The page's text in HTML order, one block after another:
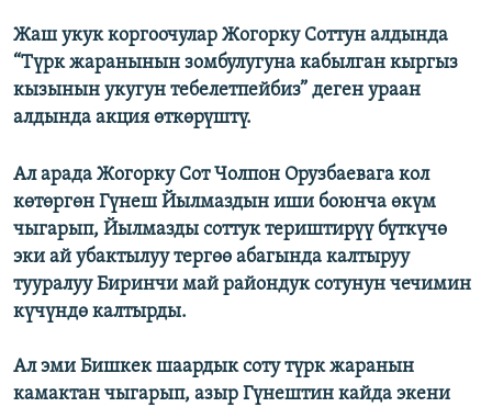
Жаш укук коргоочулар Жогорку Соттун алдында
“Түрк жаранынын зомбулугуна кабылган кыргыз
кызынын укугун тебелетпейбиз” деген ураан
алдында акция өткөрүштү.
Ал арада Жогорку Сот Чолпон Орузбаевага кол
көтөргөн Гүнеш Йылмаздын иши боюнча өкүм
чыгарып, Йылмазды соттук териштирүү бүткүчө
эки ай убактылуу тергөө абагында калтыруу
тууралуу Биринчи май райондук сотунун чечимин
күчүндө калтырды.
Ал эми Бишкек шаардык соту түрк жаранын
камактан чыгарып, азыр Гүнештин кайда экени